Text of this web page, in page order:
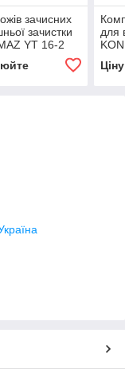
зачисних
зачистки
YT 16-2
для